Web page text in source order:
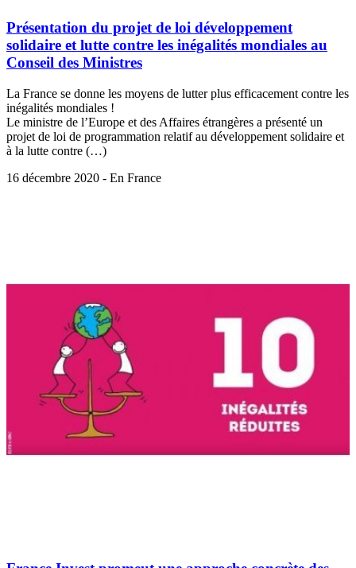
Présentation du projet de loi développement
solidaire et lutte contre les inégalités mondiales au
Conseil des Ministres
La France se donne les moyens de lutter plus efficacement contre les
inégalités mondiales !
Le ministre de l’Europe et des Affaires étrangères a présenté un
projet de loi de programmation relatif au développement solidaire et
à la lutte contre (…)
16 décembre 2020 - En France